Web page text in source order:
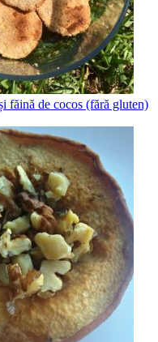
făină de cocos (fără gluten)